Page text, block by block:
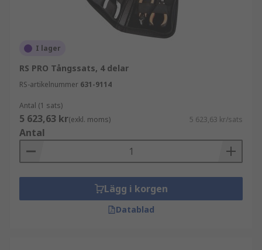
I lager
RS PRO Tångssats, 4 delar
RS-artikelnummer 631-9114
Antal (1 sats)
5 623,63 kr(exkl. moms) 5 623,63 kr/sats
Antal
Lägg i korgen
Datablad